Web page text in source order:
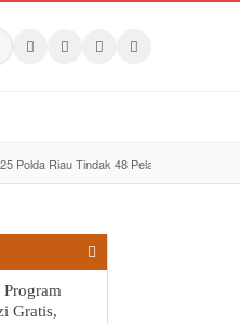
Polda Riau Tindak 48 Pelanggaran di
Program
Gratis,